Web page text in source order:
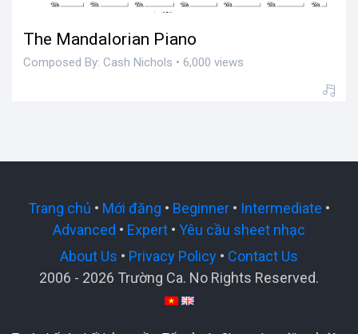
The Mandalorian Piano
Composed By: Cash Nichols • 6,000 views
Trang chủ • Mới đăng • Beginner • Intermediate •
Advanced • Expert • Yêu cầu sheet nhạc
About Us • Privacy Policy • Contact Us
2006 - 2026 Trường Ca. No Rights Reserved.